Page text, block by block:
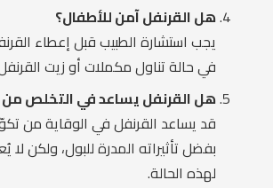
هل القرنفل آمن للأطفال؟
يجب استشارة الطبيب قبل إعطاء
في حالة تناول مكملات أو زيت
هل القرنفل يساعد في التخلص من
قد يساعد القرنفل في الوقاية من
بفضل تأثيراته المدرة للبول، ولكن لا
لهذه الحالة.